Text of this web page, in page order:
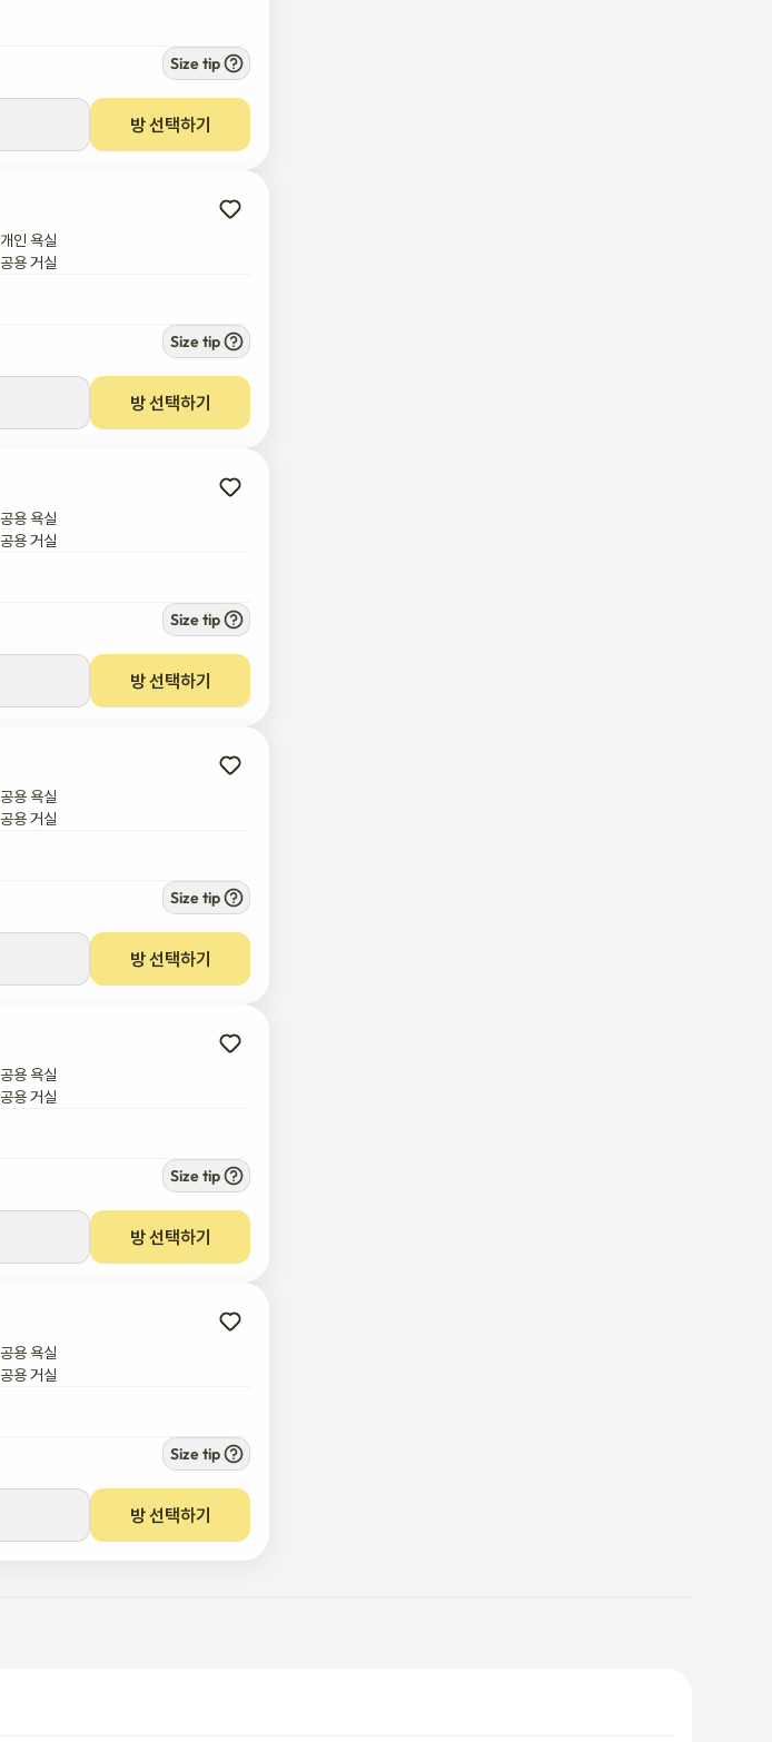
Size tip
방 선택하기
개인 욕실
공용 거실
Size tip
방 선택하기
공용 욕실
공용 거실
Size tip
방 선택하기
공용 욕실
공용 거실
Size tip
방 선택하기
공용 욕실
공용 거실
Size tip
방 선택하기
공용 욕실
공용 거실
Size tip
방 선택하기